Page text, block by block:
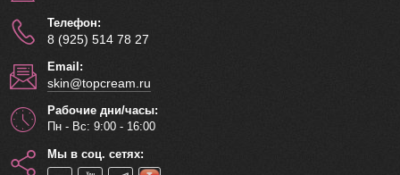
Телефон:
8 (925) 514 78 27
Email:
skin@topcream.ru
Рабочие дни/часы:
Пн - Вс: 9:00 - 16:00
Мы в соц. сетях: